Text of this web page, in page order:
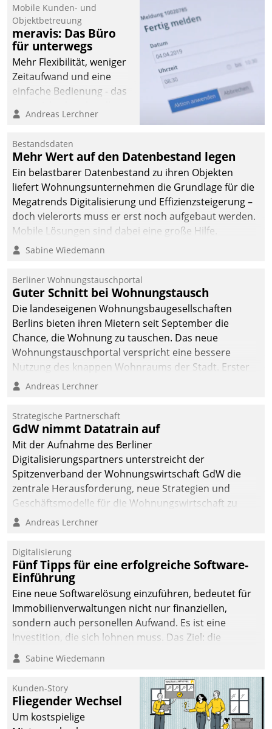
Mobile Kunden- und
Objektbetreuung
meravis: Das Büro
für unterwegs
Mehr Flexibilität, weniger
Zeitaufwand und eine
einfache Bedienung - das
Cockpit für mobile
Datatrain. Die meravis
Wohnungsbau- und
Immobilien GmbH hat
sich dabei für den Betrieb
der Lösung über die SAP
Cloud Platform
entschieden - als erstes
Unternehmen am
Andreas Lerchner
Bestandsdaten
Mehr Wert auf den Datenbestand legen
Ein belastbarer Datenbestand zu ihren Objekten
liefert Wohnungsunternehmen die Grundlage für die
Megatrends Digitalisierung und Effizienzsteigerung –
doch vielerorts muss er erst noch aufgebaut werden.
Mobile Lösungen sind dabei eine große Hilfe.
Sabine Wiedemann
Berliner Wohnungstauschportal
Guter Schnitt bei Wohnungstausch
Die landeseigenen Wohnungsbaugesellschaften
Berlins bieten ihren Mietern seit September die
Chance, die Wohnung zu tauschen. Das neue
Wohnungstauschportal verspricht eine bessere
Nutzung des knappen Wohnraums der Stadt. Erster
Anwendungsfall für Datatrains Lösung API-Hub mit
Unternehmen.
Andreas Lerchner
Strategische Partnerschaft
GdW nimmt Datatrain auf
Mit der Aufnahme des Berliner
Digitalisierungspartners unterstreicht der
Spitzenverband der Wohnungswirtschaft GdW die
zentrale Herausforderung, neue Strategien und
Geschäftsmodelle für die Wohnungswirtschaft zu
entwickeln.
Andreas Lerchner
Digitalisierung
Fünf Tipps für eine erfolgreiche Software-
Einführung
Eine neue Softwarelösung einzuführen, bedeutet für
Immobilienverwaltungen nicht nur finanziellen,
sondern auch personellen Aufwand. Es ist eine
Investition, die sich lohnen muss. Das Ziel: die
nachhaltige Optimierung der Geschäftsabläufe. Damit
dieses Ziel erreicht wird, sollten einige Grundregeln
Sabine Wiedemann
Kunden-Story
Fliegender Wechsel
Um kostspielige